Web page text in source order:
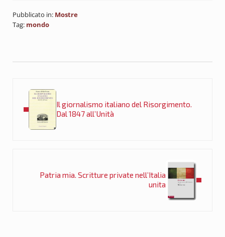
Pubblicato in: Mostre
Tag: mondo
Il giornalismo italiano del Risorgimento.
Dal 1847 all’Unità
Patria mia. Scritture private nell’Italia
unita